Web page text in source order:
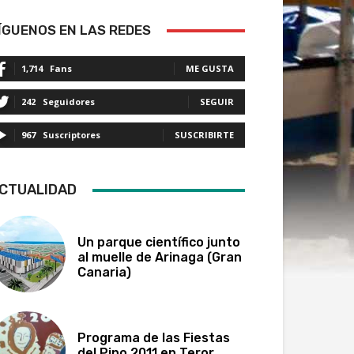
EN LAS REDES
1,714 Fans ME GUSTA
242 Seguidores SEGUIR
967 Suscriptores SUSCRIBIRTE
Un parque científico junto
al muelle de Arinaga (Gran
Canaria)
Programa de las Fiestas